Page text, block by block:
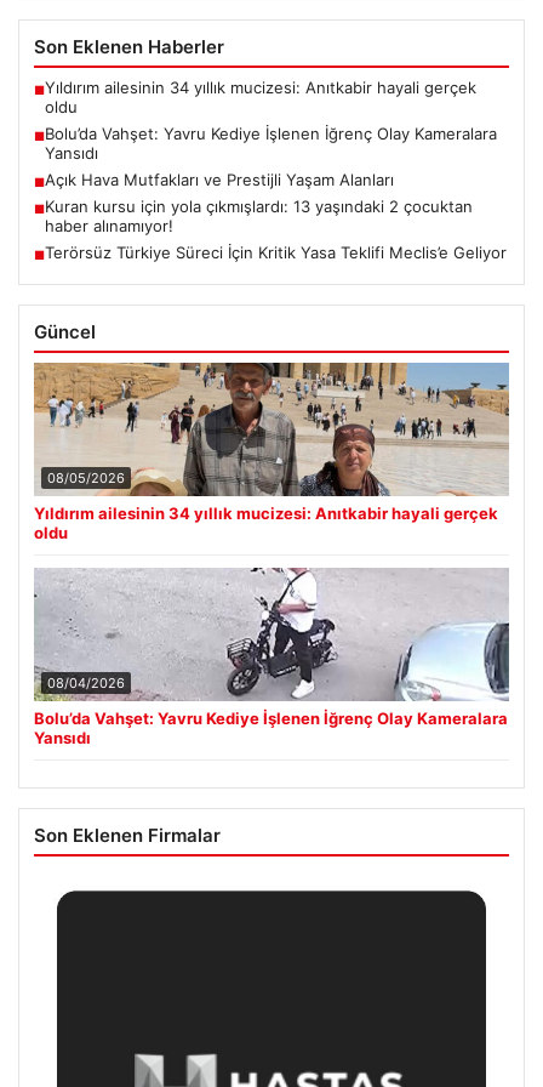
Son Eklenen Haberler
■Yıldırım ailesinin 34 yıllık mucizesi: Anıtkabir hayali gerçek
oldu
■Bolu’da Vahşet: Yavru Kediye İşlenen İğrenç Olay Kameralara
Yansıdı
■Açık Hava Mutfakları ve Prestijli Yaşam Alanları
■Kuran kursu için yola çıkmışlardı: 13 yaşındaki 2 çocuktan
haber alınamıyor!
■Terörsüz Türkiye Süreci İçin Kritik Yasa Teklifi Meclis’e Geliyor
Güncel
08/05/2026
Yıldırım ailesinin 34 yıllık mucizesi: Anıtkabir hayali gerçek
oldu
08/04/2026
Bolu’da Vahşet: Yavru Kediye İşlenen İğrenç Olay Kameralara
Yansıdı
Son Eklenen Firmalar